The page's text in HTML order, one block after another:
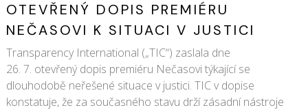
OTEVŘENÝ DOPIS PREMIÉRU
NEČASOVI K SITUACI V JUSTICI
Transparency International („TIC“) zaslala dne
26. 7. otevřený dopis premiéru Nečasovi týkající se
dlouhodobě neřešené situace v justici. TIC v dopise
konstatuje, že za současného stavu drží zásadní nástroje